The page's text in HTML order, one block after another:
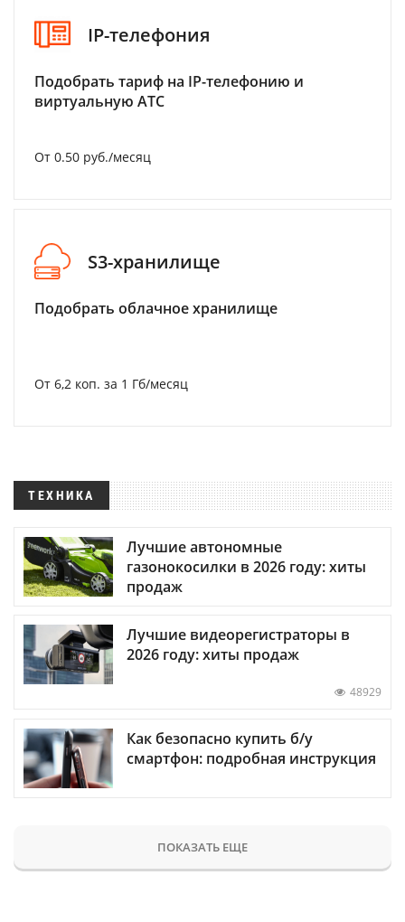
IP-телефония
Подобрать тариф на IP-телефонию и
виртуальную АТС
От 0.50 руб./месяц
S3-хранилище
Подобрать облачное хранилище
От 6,2 коп. за 1 Гб/месяц
ТЕХНИКА
Лучшие автономные
газонокосилки в 2026 году: хиты
продаж
Лучшие видеорегистраторы в
2026 году: хиты продаж
48929
Как безопасно купить б/у
смартфон: подробная инструкция
ПОКАЗАТЬ ЕЩЕ